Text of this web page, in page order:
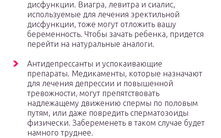
дисфункции. Виагра, левитра и сиалис,
используемые для лечения эректильной
дисфункции, тоже могут отложить вашу
беременность. Чтобы зачать ребенка, придется
перейти на натуральные аналоги.
Антидепрессанты и успокаивающие
препараты. Медикаменты, которые назначают
для лечения депрессии и повышенной
тревожности, могут препятствовать
надлежащему движению спермы по половым
путям, или даже повредить сперматозоиды
физически. Забеременеть в таком случае будет
намного труднее.